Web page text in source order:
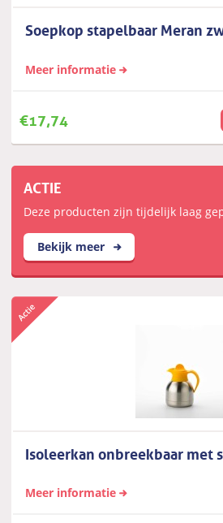
Soepkop stapelbaar Meran
Meer informatie
€17,74
ACTIE
Deze producten zijn tijdelijk laag
Bekijk meer
Isoleerkan onbreekbaar met
Meer informatie